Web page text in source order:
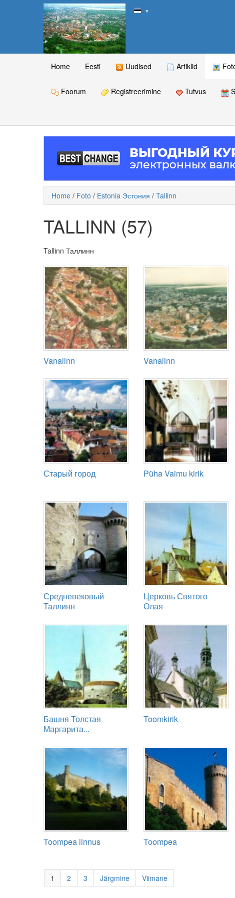
▼
Home Eesti Uudised Artiklid
Foorum Registreerimine Tutvus
Home / Foto / Estonia Эстония / Tallinn
TALLINN (57)
Tallinn Таллинн
Vanalinn Vanalinn
Старый город Püha Vaimu kirik
Средневековый
Таллинн
Церковь Святого
Олая
Башня Толстая
Маргарита...
Toomkirik
Toompea linnus Toompea
1 2 3 Järgmine Viimane